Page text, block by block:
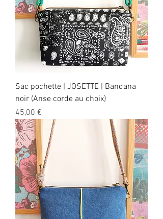
Sac pochette | JOSETTE | Bandana
noir (Anse corde au choix)
Prix
45,00 €